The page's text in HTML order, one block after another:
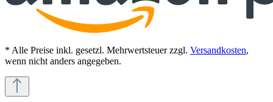
* Alle Preise inkl. gesetzl. Mehrwertsteuer zzgl. Versandkosten,
wenn nicht anders angegeben.